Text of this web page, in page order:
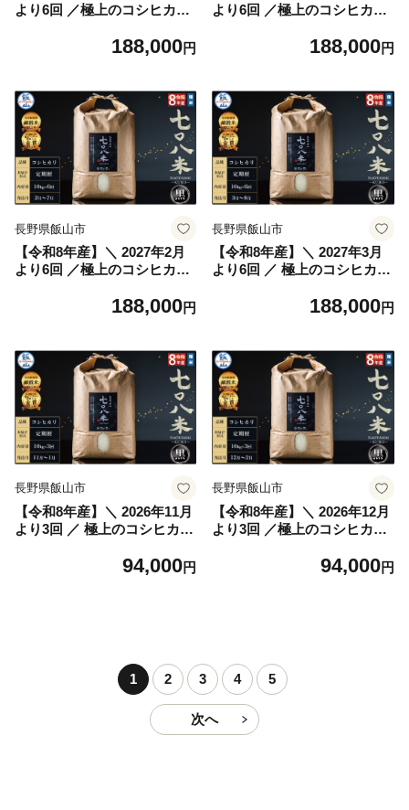
より6回 ／極上のコシヒカリ
【黒】定期便 10kg×6回 (By-
188,000円
より6回 ／極上のコシヒカリ
【黒】定期便 10kg×6回 (By-
188,000円
長野県飯山市
【令和8年産】＼ 2027年2月
より6回 ／極上のコシヒカリ
【黒】定期便 10kg×6回 (By-
188,000円
長野県飯山市
【令和8年産】＼ 2027年3月
より6回 ／ 極上のコシヒカリ
【黒】定期便 10kg×6回 (By-
188,000円
長野県飯山市
【令和8年産】＼ 2026年11月
より3回 ／ 極上のコシヒカリ
【黒】定期便 10kg×3回 (By-
94,000円
長野県飯山市
【令和8年産】＼ 2026年12月
より3回 ／極上のコシヒカリ
【黒】定期便 10kg×3回 (By-
94,000円
1 2 3 4 5
次へ